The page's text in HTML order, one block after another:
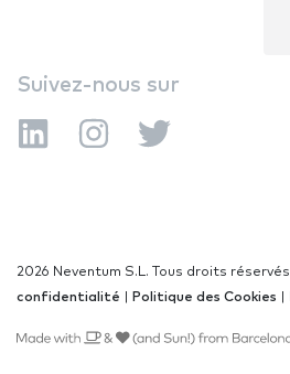
Suivez-nous sur
2026 Neventum S.L. Tous droits réservés
confidentialité
Politique des Cookies